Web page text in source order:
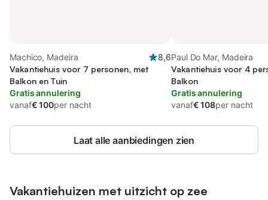
Machico, Madeira
8,6
Vakantiehuis voor 7 personen, met
Balkon en Tuin
Gratis annulering
vanaf€ 100per nacht
Paul Do Mar, Madeira
Vakantiehuis voor 4
Balkon
Gratis annulering
vanaf€ 108per nacht
Laat alle aanbiedingen zien
Vakantiehuizen met uitzicht op zee